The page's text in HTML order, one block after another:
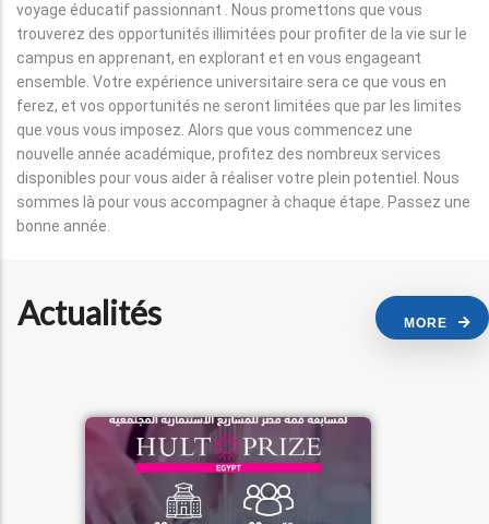
voyage éducatif passionnant . Nous promettons que vous
trouverez des opportunités illimitées pour profiter de la vie sur le
campus en apprenant, en explorant et en vous engageant
ensemble. Votre expérience universitaire sera ce que vous en
ferez, et vos opportunités ne seront limitées que par les limites
que vous vous imposez. Alors que vous commencez une
nouvelle année académique, profitez des nombreux services
disponibles pour vous aider à réaliser votre plein potentiel. Nous
sommes là pour vous accompagner à chaque étape. Passez une
bonne année.
Actualités MORE